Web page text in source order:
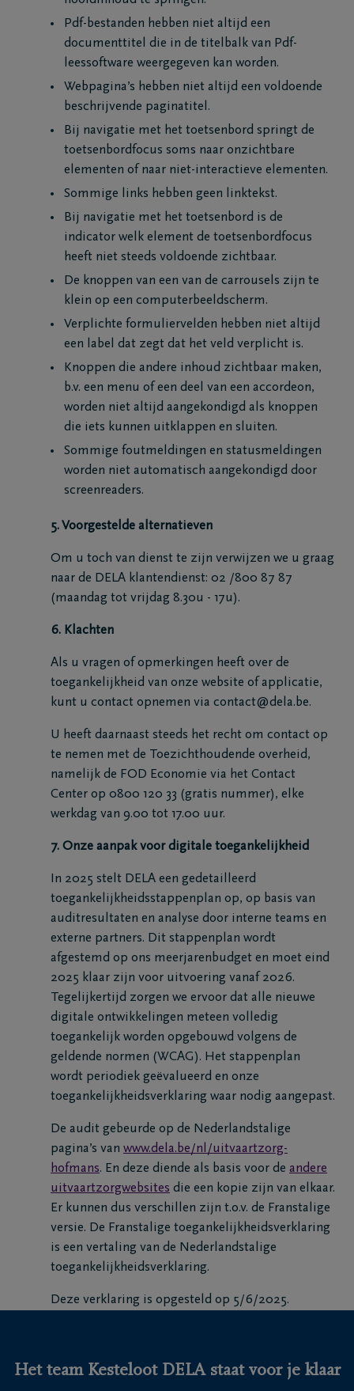
Pdf-bestanden hebben niet altijd een
documenttitel die in de titelbalk van Pdf-
leessoftware weergegeven kan worden.
Webpagina’s hebben niet altijd een voldoende
beschrijvende paginatitel.
Bij navigatie met het toetsenbord springt de
toetsenbordfocus soms naar onzichtbare
elementen of naar niet-interactieve elementen.
Sommige links hebben geen linktekst.
Bij navigatie met het toetsenbord is de
indicator welk element de toetsenbordfocus
heeft niet steeds voldoende zichtbaar.
De knoppen van een van de carrousels zijn te
klein op een computerbeeldscherm.
Verplichte formuliervelden hebben niet altijd
een label dat zegt dat het veld verplicht is.
Knoppen die andere inhoud zichtbaar maken,
b.v. een menu of een deel van een accordeon,
worden niet altijd aangekondigd als knoppen
die iets kunnen uitklappen en sluiten.
Sommige foutmeldingen en statusmeldingen
worden niet automatisch aangekondigd door
screenreaders.
5. Voorgestelde alternatieven
Om u toch van dienst te zijn verwijzen we u graag
naar de DELA klantendienst: 02 /800 87 87
(maandag tot vrijdag 8.30u - 17u).
6. Klachten
Als u vragen of opmerkingen heeft over de
toegankelijkheid van onze website of applicatie,
kunt u contact opnemen via contact@dela.be.
U heeft daarnaast steeds het recht om contact op
te nemen met de Toezichthoudende overheid,
namelijk de FOD Economie via het Contact
Center op 0800 120 33 (gratis nummer), elke
werkdag van 9.00 tot 17.00 uur.
7. Onze aanpak voor digitale toegankelijkheid
In 2025 stelt DELA een gedetailleerd
toegankelijkheidsstappenplan op, op basis van
auditresultaten en analyse door interne teams en
externe partners. Dit stappenplan wordt
afgestemd op ons meerjarenbudget en moet eind
2025 klaar zijn voor uitvoering vanaf 2026.
Tegelijkertijd zorgen we ervoor dat alle nieuwe
digitale ontwikkelingen meteen volledig
toegankelijk worden opgebouwd volgens de
geldende normen (WCAG). Het stappenplan
wordt periodiek geëvalueerd en onze
toegankelijkheidsverklaring waar nodig aangepast.
De audit gebeurde op de Nederlandstalige
pagina’s van www.dela.be/nl/uitvaartzorg-
hofmans. En deze diende als basis voor de andere
uitvaartzorgwebsites die een kopie zijn van elkaar.
Er kunnen dus verschillen zijn t.o.v. de Franstalige
versie. De Franstalige toegankelijkheidsverklaring
is een vertaling van de Nederlandstalige
toegankelijkheidsverklaring.
Deze verklaring is opgesteld op 5/6/2025.
Het team Kesteloot DELA staat voor je klaar